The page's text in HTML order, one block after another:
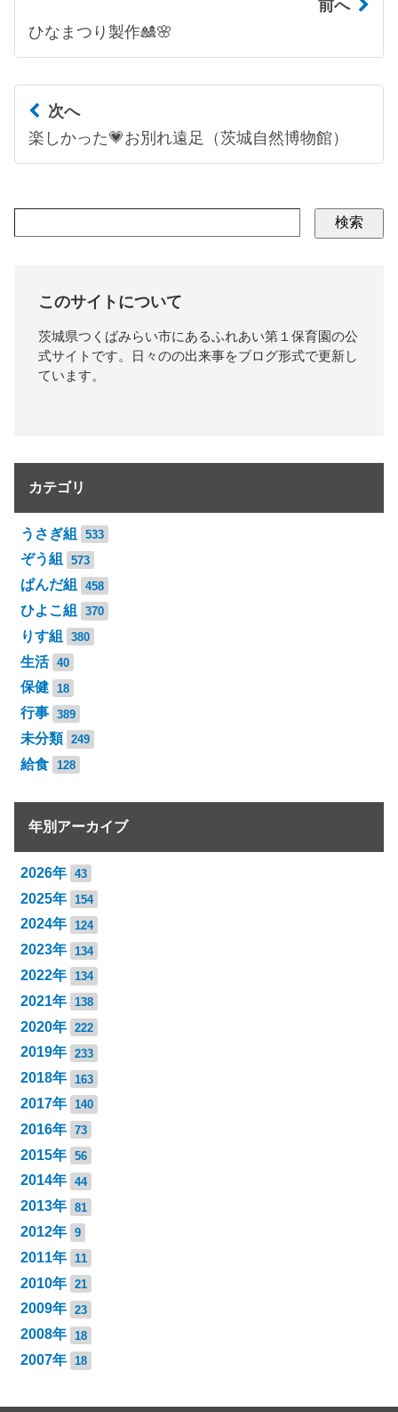
前へ
ひなまつり製作🎎🌸
次へ
楽しかった💗お別れ遠足（茨城自然博物館）
検索
このサイトについて
茨城県つくばみらい市にあるふれあい第１保育園の公
式サイトです。日々のの出来事をブログ形式で更新し
ています。
カテゴリ
うさぎ組 533
ぞう組 573
ぱんだ組 458
ひよこ組 370
りす組 380
生活 40
保健 18
行事 389
未分類 249
給食 128
年別アーカイブ
2026年 43
2025年 154
2024年 124
2023年 134
2022年 134
2021年 138
2020年 222
2019年 233
2018年 163
2017年 140
2016年 73
2015年 56
2014年 44
2013年 81
2012年 9
2011年 11
2010年 21
2009年 23
2008年 18
2007年 18